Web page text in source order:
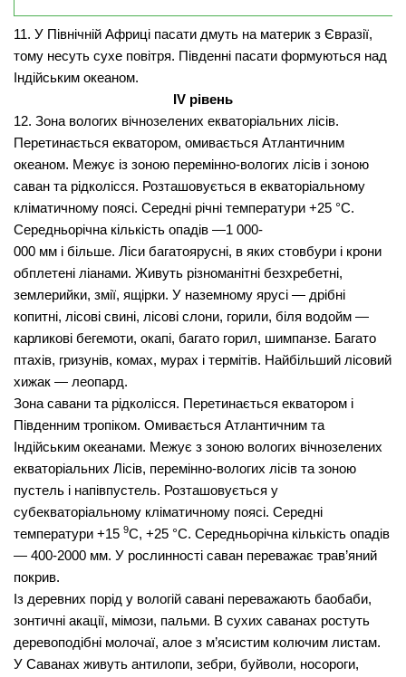
11. У Північній Африці пасати дмуть на материк з Євразії,
тому несуть сухе повітря. Південні пасати формуються над
Індійським океаном.
IV рівень
12. Зона вологих вічнозелених екваторіальних лісів.
Перетинаєть­ся екватором, омивається Атлантичним
океаном. Межує із зоною перемінно-вологих лісів і зоною
саван та рідколісся. Розташо­вується в екваторіальному
кліматичному поясі. Середні річні температури +25 °С.
Середньорічна кількість опадів —1 000-
000 мм і більше. Ліси багатоярусні, в яких стовбури і крони
обплетені ліанами. Живуть різноманітні безхребетні,
землерий­ки, змії, ящірки. У наземному ярусі — дрібні
копитні, лісові свині, лісові слони, горили, біля водойм —
карликові бегемоти, окапі, багато горил, шимпанзе. Багато
птахів, гризунів, комах, мурах і термітів. Найбільший лісовий
хижак — леопард.
Зона савани та рідколісся. Перетинається екватором і
Південним тропіком. Омивається Атлантичним та
Індійським океанами. Межує з зоною вологих вічнозелених
екваторіальних Лісів, перемінно-вологих лісів та зоною
пустель і напівпустель. Роз­ташовується у
субекваторіальному кліматичному поясі. Серед­ні
температури +15 9С, +25 °С. Середньорічна кількість опадів
— 400-2000 мм. У рослинності саван переважає трав’яний
покрив.
Із деревних порід у вологій савані переважають баобаби,
зон­тичні акації, мімози, пальми. В сухих саванах ростуть
дерево­подібні молочаї, алое з м’ясистим колючим листам.
У Саванах живуть антилопи, зебри, буйволи, носороги,